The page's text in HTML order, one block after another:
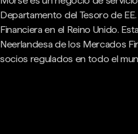
Departamento del Tesoro de
Financiera en el Reino Unido.
Neerlandesa de los Mercados
socios regulados en todo el